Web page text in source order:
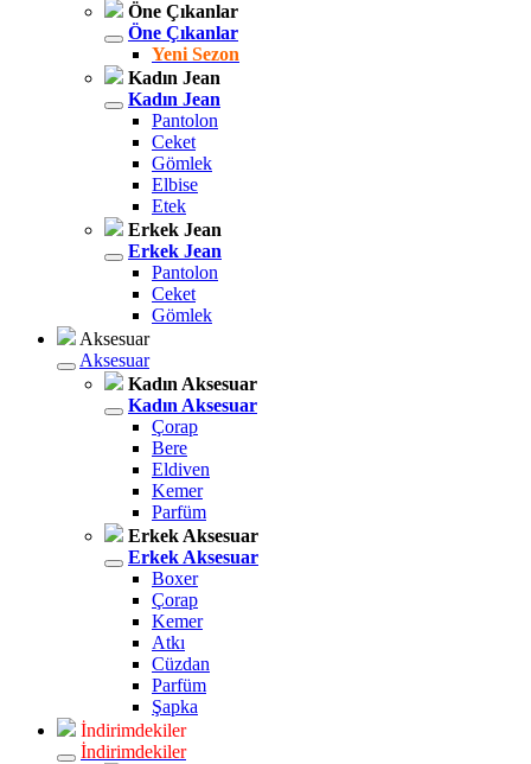
Öne Çıkanlar
Öne Çıkanlar
Yeni Sezon
Kadın Jean
Kadın Jean
Pantolon
Ceket
Gömlek
Elbise
Etek
Erkek Jean
Erkek Jean
Pantolon
Ceket
Gömlek
Aksesuar
Aksesuar
Kadın Aksesuar
Kadın Aksesuar
Çorap
Bere
Eldiven
Kemer
Parfüm
Erkek Aksesuar
Erkek Aksesuar
Boxer
Çorap
Kemer
Atkı
Cüzdan
Parfüm
Şapka
İndirimdekiler
İndirimdekiler